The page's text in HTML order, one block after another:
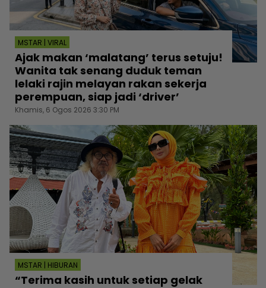
MSTAR | VIRAL
Ajak makan ‘malatang’ terus setuju!
Wanita tak senang duduk teman
lelaki rajin melayan rakan sekerja
perempuan, siap jadi ‘driver’
Khamis, 6 Ogos 2026 3:30 PM
MSTAR | HIBURAN
“Terima kasih untuk setiap gelak